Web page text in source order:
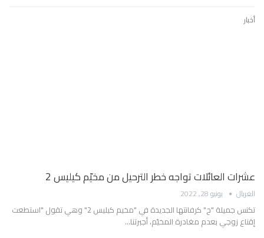
أخبار
عشرات العائلات تواجه خطر الترحيل من مخيّم كيليس 2
الغربال يونيو 28, 2022
تكنس جميلة "ح" كرفانتها الجديدة في "مخيم كيليس 2" وهي تقول "استطعت
إقناع زوجي بعدم مغادرة المخيّم، أجبرتنا…